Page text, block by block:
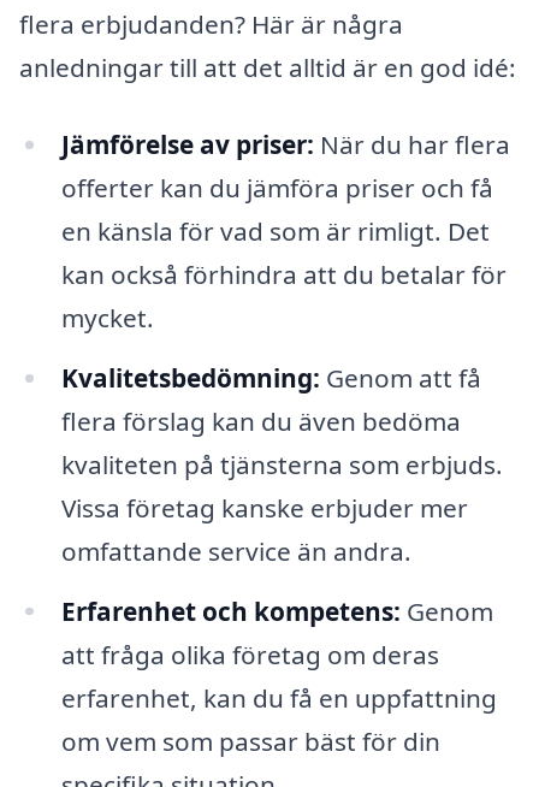
flera erbjudanden? Här är några
anledningar till att det alltid är en god idé:
Jämförelse av priser: När du har flera
offerter kan du jämföra priser och få
en känsla för vad som är rimligt. Det
kan också förhindra att du betalar för
mycket.
Kvalitetsbedömning: Genom att få
flera förslag kan du även bedöma
kvaliteten på tjänsterna som erbjuds.
Vissa företag kanske erbjuder mer
omfattande service än andra.
Erfarenhet och kompetens: Genom
att fråga olika företag om deras
erfarenhet, kan du få en uppfattning
om vem som passar bäst för din